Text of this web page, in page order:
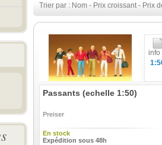
Trier par : Nom - Prix croissant- Prix
info
Passants (echelle 1:50)
Preiser
En stock
Expédition sous 48h